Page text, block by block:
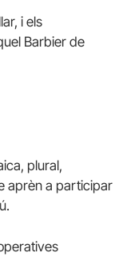
i els
Barbier de
plural,
aprèn a participar